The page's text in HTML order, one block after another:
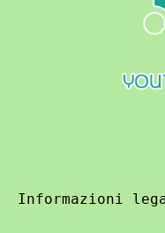
Informazioni